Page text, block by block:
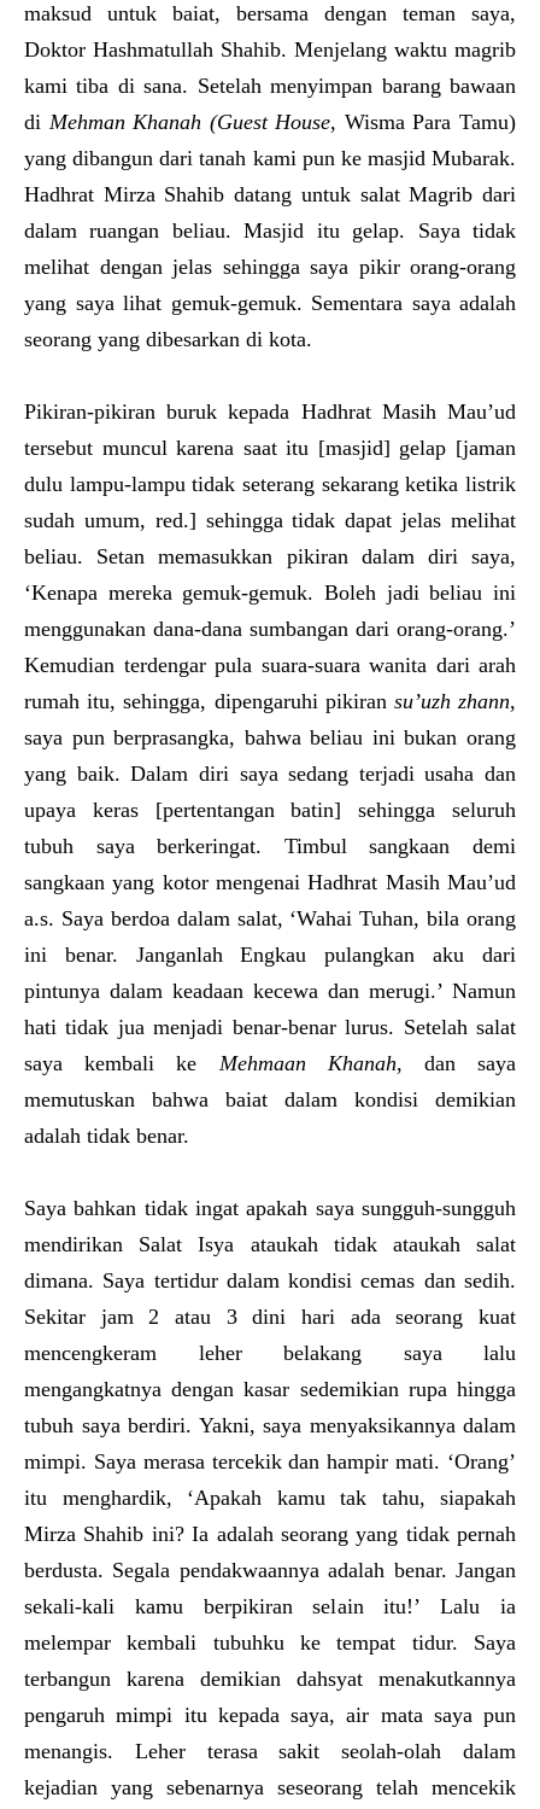
maksud untuk baiat, bersama dengan teman saya,
Doktor Hashmatullah Shahib. Menjelang waktu magrib
kami tiba di sana. Setelah menyimpan barang bawaan
di Mehman Khanah (Guest House, Wisma Para Tamu)
yang dibangun dari tanah kami pun ke masjid Mubarak.
Hadhrat Mirza Shahib datang untuk salat Magrib dari
dalam ruangan beliau. Masjid itu gelap. Saya tidak
melihat dengan jelas sehingga saya pikir orang-orang
yang saya lihat gemuk-gemuk. Sementara saya adalah
seorang yang dibesarkan di kota.
Pikiran-pikiran buruk kepada Hadhrat Masih Mau’ud
tersebut muncul karena saat itu [masjid] gelap [jaman
dulu lampu-lampu tidak seterang sekarang ketika listrik
sudah umum, red.] sehingga tidak dapat jelas melihat
beliau. Setan memasukkan pikiran dalam diri saya,
‘Kenapa mereka gemuk-gemuk. Boleh jadi beliau ini
menggunakan dana-dana sumbangan dari orang-orang.’
Kemudian terdengar pula suara-suara wanita dari arah
rumah itu, sehingga, dipengaruhi pikiran su’uzh zhann,
saya pun berprasangka, bahwa beliau ini bukan orang
yang baik. Dalam diri saya sedang terjadi usaha dan
upaya keras [pertentangan batin] sehingga seluruh
tubuh saya berkeringat. Timbul sangkaan demi
sangkaan yang kotor mengenai Hadhrat Masih Mau’ud
a.s. Saya berdoa dalam salat, ‘Wahai Tuhan, bila orang
ini benar. Janganlah Engkau pulangkan aku dari
pintunya dalam keadaan kecewa dan merugi.’ Namun
hati tidak jua menjadi benar-benar lurus. Setelah salat
saya kembali ke Mehmaan Khanah, dan saya
memutuskan bahwa baiat dalam kondisi demikian
adalah tidak benar.
Saya bahkan tidak ingat apakah saya sungguh-sungguh
mendirikan Salat Isya ataukah tidak ataukah salat
dimana. Saya tertidur dalam kondisi cemas dan sedih.
Sekitar jam 2 atau 3 dini hari ada seorang kuat
mencengkeram leher belakang saya lalu
mengangkatnya dengan kasar sedemikian rupa hingga
tubuh saya berdiri. Yakni, saya menyaksikannya dalam
mimpi. Saya merasa tercekik dan hampir mati. ‘Orang’
itu menghardik, ‘Apakah kamu tak tahu, siapakah
Mirza Shahib ini? Ia adalah seorang yang tidak pernah
berdusta. Segala pendakwaannya adalah benar. Jangan
sekali-kali kamu berpikiran selain itu!’ Lalu ia
melempar kembali tubuhku ke tempat tidur. Saya
terbangun karena demikian dahsyat menakutkannya
pengaruh mimpi itu kepada saya, air mata saya pun
menangis. Leher terasa sakit seolah-olah dalam
kejadian yang sebenarnya seseorang telah mencekik